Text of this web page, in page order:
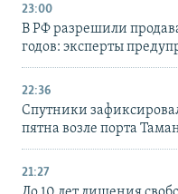
23:00
В РФ разрешили
годов: эксперты
22:36
Спутники
пятна возле порта
21:27